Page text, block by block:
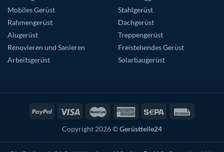
Mobiles Gerüst
Rahmengerüst
Alugerüst
Renovieren und Sanieren
Arbeitsgerüst
Stahlgerüst
Dachgerüst
Treppengerüst
Freistehendes Gerüst
Solarbaugerüst
Copyright 2026 ©Gerüstteile24